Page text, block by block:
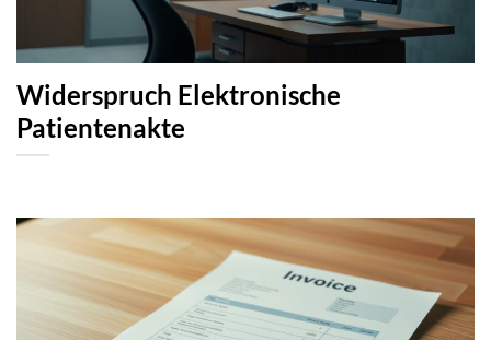
Widerspruch Elektronische
Patientenakte